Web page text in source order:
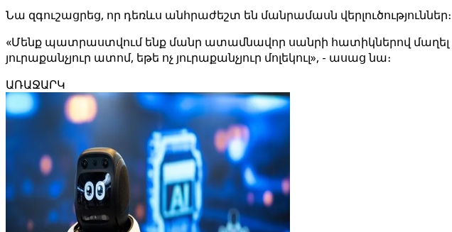
Նա զգուշացրեց, որ դեռևս անհրաժեշտ են մանրամասն վերլուծություններ։
«Մենք պատրաստվում ենք մանր ատամնավոր սանրի հատիկներով մաղել
յուրաքանչյուր ատոմ, եթե ոչ յուրաքանչյուր մոլեկուլ», - ասաց նա։
ԱՌԱՋԱՐԿ